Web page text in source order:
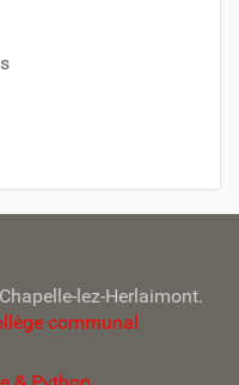
lez-Herlaimont.
communal